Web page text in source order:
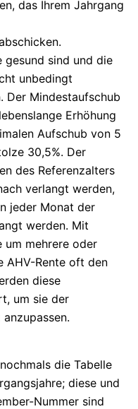
das Ihrem Jahrgang
gesund sind und die
unbedingt
Der Mindestaufschub
Erhöhung
Aufschub von 5
30,5%. Der
des Referenzalters
verlangt werden,
jeder Monat der
werden. Mit
mehrere oder
AHV-Rente oft den
diese
um sie der
die Tabelle
diese und
Nummer sind